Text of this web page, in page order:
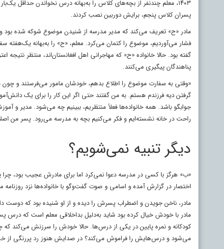
۱۴۰۳، معلم چندنفر از بچه‌های کلاس را به‌بهانه درس نخواندن حداقل
پسران کلاس پنجم، برایش دوربین نصب کردند.
مادر «ح» تعریف می‌کند که مدیر مدرسه از شنیدن موضوع شوکه شده بود و
فشار می‌آوردیم، موضوع را کتمان می‌کرد. معلم، «ح» را به‌بهانه یک‌هفته
گفته بود. حالا خانواده «ح» که مهاجرانی اهل افغانستان‌اند، منتظر
پناهندگان پیگیری می‌کنند.
جوابگو باشد. همه خانواده‌ها فعلاً منتظریم، ببینیم چه می‌شود. مدیر و
راحت در خانه نشسته‌ایم و فکر می‌کنیم بچه به مدرسه می‌رود. پسر من
دیگر تنبیه نمی‌شویم؟
«ب» هرگز با کسی در مدرسه دعوا نمی‌کرد اما برای مادرش عجیب بود،
اختصار در گزارش آمده و اسامی و صوت گفت‌وگو با خانواده‌ها نزد
مادر، ناخن جویدن و اضطراب پسرش را دیده و از او شنیده بود که
مادر با خودش خیال کرده بود شاید به‌دلیل بداخلاقی معلم است که درس
کودکانه و نمره پایین در یکی از درس‌ها. حالا خودش را سرزنش می‌کند که
می‌شود و درس‌هایش را فراموش می‌کند؟ در صدایش هنوز رد پررنگی از